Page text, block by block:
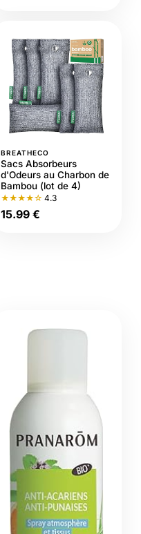
BREATHECO
Sacs Absorbeurs
d'Odeurs au Charbon de
Bambou (lot de 4)
★★★★☆ 4.3
15.99 €